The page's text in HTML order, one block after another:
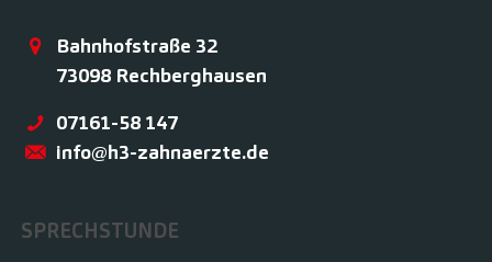
Bahnhofstraße 32
73098 Rechberghausen
07161-58 147
info@h3-zahnaerzte.de
SPRECHSTUNDE